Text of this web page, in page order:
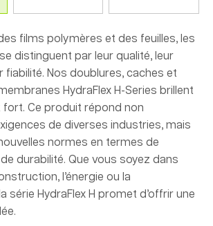
films polymères et des feuilles, les
distinguent par leur qualité, leur
fiabilité. Nos doublures, caches et
HydraFlex H-Series brillent
Ce produit répond non
de diverses industries, mais
normes en termes de
durabilité. Que vous soyez dans
l’énergie ou la
série HydraFlex H promet d’offrir une